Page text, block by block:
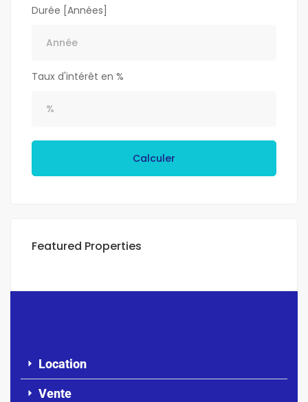
Durée [Années]
Taux d'intérêt en %
Calculer
Featured Properties
Location
Vente